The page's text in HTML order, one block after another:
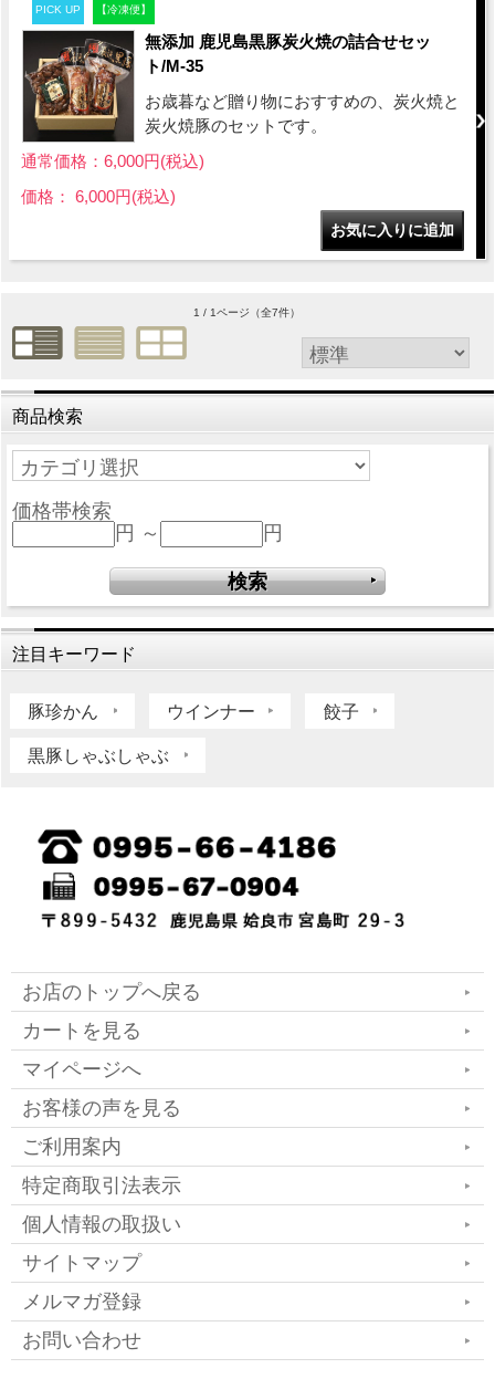
PICK UP 【冷凍便】
無添加 鹿児島黒豚炭火焼の詰合せセッ
ト/M-35
お歳暮など贈り物におすすめの、炭火焼と
炭火焼豚のセットです。
通常価格：6,000円(税込)
価格： 6,000円(税込)
1 / 1ページ （全7件）
商品検索
価格帯検索
円 ～
円
注目キーワード
豚珍かん ウインナー 餃子
黒豚しゃぶしゃぶ
お店のトップへ戻る
カートを見る
マイページへ
お客様の声を見る
ご利用案内
特定商取引法表示
個人情報の取扱い
サイトマップ
メルマガ登録
お問い合わせ